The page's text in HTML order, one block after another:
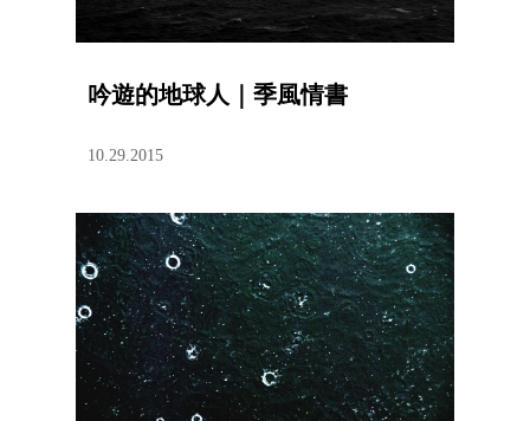
吟遊的地球人｜季風情書
10.29.2015